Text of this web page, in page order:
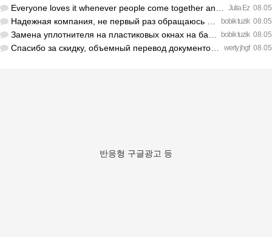
Julia Ez 08.05
Everyone loves it whenever people come together and share op…
bobik tuzik 08.05
Надежная компания, не первый раз обращаюсь к ним за обслужив…
bobik tuzik 08.05
Замена уплотнителя на пластиковых окнах на балконе решила пр…
werty jhgf 08.05
Спасибо за скидку, объемный перевод документов обошелся деше…
반응형 구글광고 등